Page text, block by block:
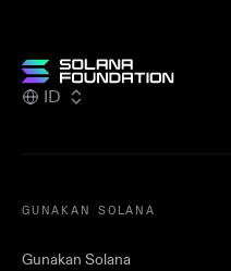
ID
GUNAKAN SOLANA
Gunakan Solana